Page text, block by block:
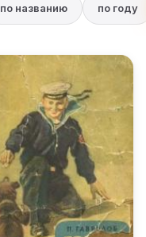
по названию по году